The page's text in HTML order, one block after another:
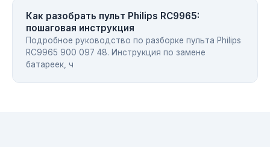
Как разобрать пульт Philips RC9965:
пошаговая инструкция
Подробное руководство по разборке пульта Philips
RC9965 900 097 48. Инструкция по замене
батареек, ч